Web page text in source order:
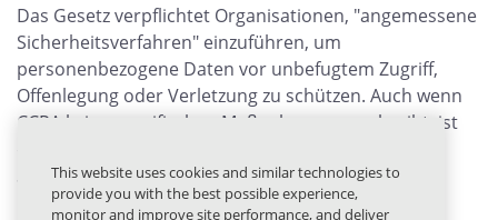
Das Gesetz verpflichtet Organisationen, "angemessene
Sicherheitsverfahren" einzuführen, um
personenbezogene Daten vor unbefugtem Zugriff,
Offenlegung oder Verletzung zu schützen. Auch wenn
CCPA keine spezifischen Maßnahmen vorschreibt, ist
Sicherheitspraktiken unerlässlich.
This website uses cookies and similar technologies to
provide you with the best possible experience,
monitor and improve site performance, and deliver